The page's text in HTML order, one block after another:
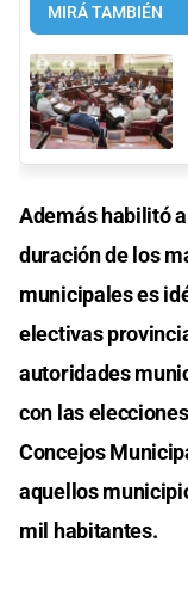
MIRÁ TAMBIÉN
Además habilitó
duración de los
municipales es
electivas
autoridades
con las
Concejos
aquellos
mil habitantes.